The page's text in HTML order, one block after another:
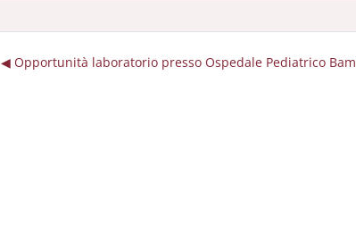
◀︎ Opportunità laboratorio presso Ospedale Pediatrico